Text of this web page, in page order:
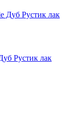
Рустик лак